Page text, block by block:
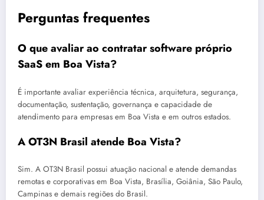
Perguntas frequentes
O que avaliar ao contratar software próprio
SaaS em Boa Vista?
É importante avaliar experiência técnica, arquitetura, segurança,
documentação, sustentação, governança e capacidade de
atendimento para empresas em Boa Vista e em outros estados.
A OT3N Brasil atende Boa Vista?
Sim. A OT3N Brasil possui atuação nacional e atende demandas
remotas e corporativas em Boa Vista, Brasília, Goiânia, São Paulo,
Campinas e demais regiões do Brasil.